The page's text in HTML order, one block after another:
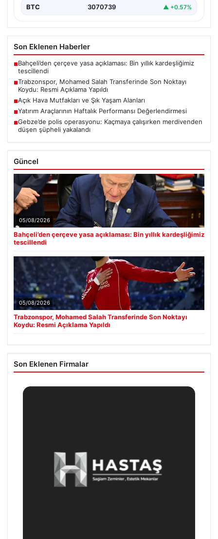
BTC 3070739 ▲ +0.57%
Son Eklenen Haberler
■Bahçeli’den çerçeve yasa açıklaması: Bin yıllık kardeşliğimiz
tescillendi
■Trabzonspor, Mohamed Salah Transferinde Son Noktayı
Koydu: Resmi Açıklama Yapıldı
■Açık Hava Mutfakları ve Şık Yaşam Alanları
■Yatırım Araçlarının Haftalık Performansı Değerlendirmesi
■Gebze’de polis operasyonu: Kaçmaya çalışırken merdivenden
düşen şüpheli yakalandı
Güncel
05/08/2026
Bahçeli’den çerçeve yasa açıklaması: Bin yıllık kardeşliğimiz
tescillendi
05/08/2026
Trabzonspor, Mohamed Salah Transferinde Son Noktayı
Koydu: Resmi Açıklama Yapıldı
Son Eklenen Firmalar